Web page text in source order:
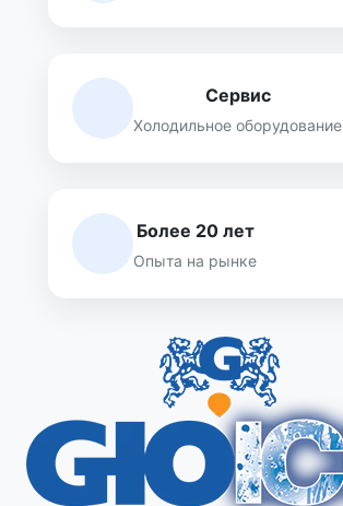
Сервис
Холодильное оборудование
Более 20 лет
Опыта на рынке